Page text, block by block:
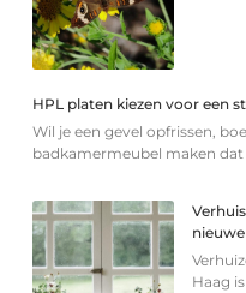
HPL platen kiezen voor een
Wil je een gevel opfrissen,
badkamermeubel maken dat
Haag